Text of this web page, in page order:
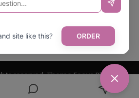
¿CUAL ES CODIGO POSTAL DE
reserved. Theme Focus Blog by
Creativ Themes
site like this? ORDER